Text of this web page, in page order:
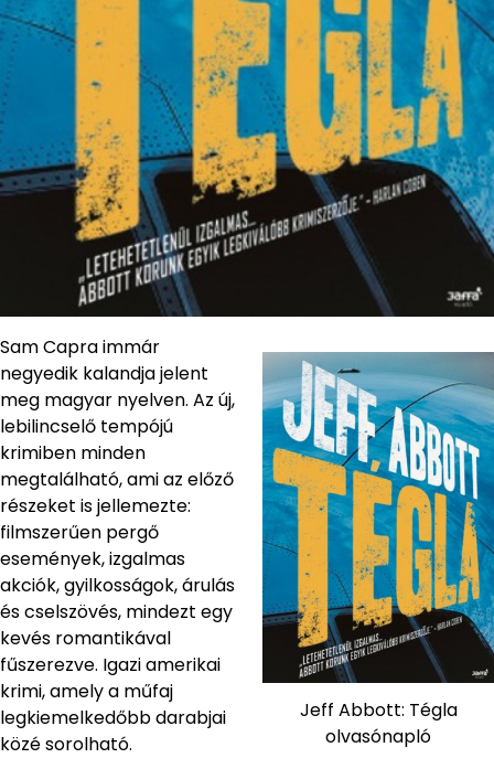
Jeff Abbott: Tégla
olvasónapló
Sam Capra immár
negyedik kalandja jelent
meg magyar nyelven. Az új,
lebilincselő tempójú
krimiben minden
megtalálható, ami az előző
részeket is jellemezte:
filmszerűen pergő
események, izgalmas
akciók, gyilkosságok, árulás
és cselszövés, mindezt egy
kevés romantikával
fűszerezve. Igazi amerikai
krimi, amely a műfaj
legkiemelkedőbb darabjai
közé sorolható.